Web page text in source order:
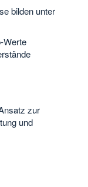
bilden unter
Werte
zur
und